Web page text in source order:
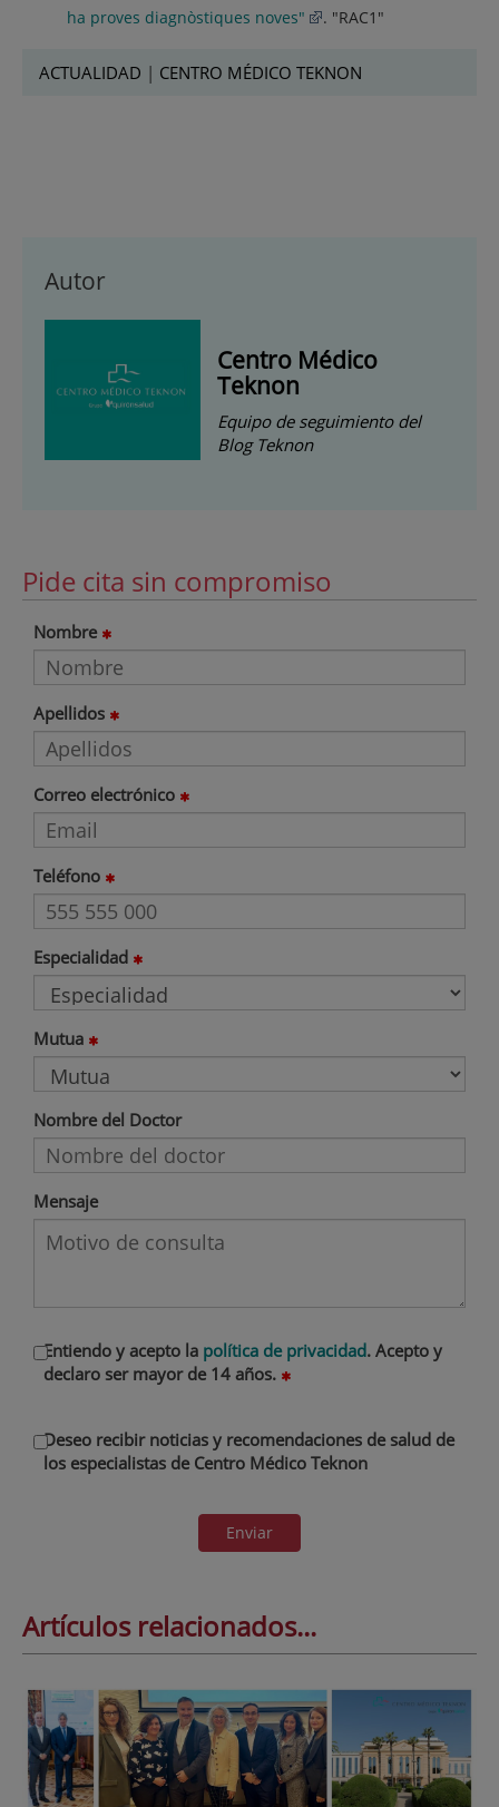
ha proves diagnòstiques noves" . "RAC1"
ACTUALIDAD | CENTRO MÉDICO TEKNON
Autor
Centro Médico
Teknon
Equipo de seguimiento del
Blog Teknon
Pide cita sin compromiso
Nombre
Apellidos
Correo electrónico
Teléfono
Especialidad
Mutua
Nombre del Doctor
Mensaje
Entiendo y acepto la política de privacidad. Acepto y
declaro ser mayor de 14 años.
Deseo recibir noticias y recomendaciones de salud de
los especialistas de Centro Médico Teknon
Enviar
Artículos relacionados...